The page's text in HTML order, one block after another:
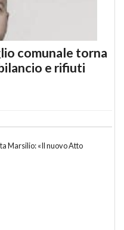
comunale torna
e rifiuti